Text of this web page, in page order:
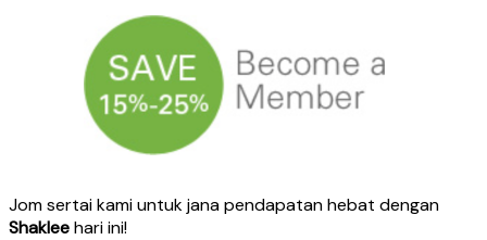
Jom sertai kami untuk jana pendapatan hebat dengan
Shakleehari ini!